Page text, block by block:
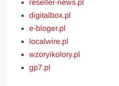
reseller-news.pl
digitalbox.pl
e-bloger.pl
localwire.pl
wzoryikolory.pl
gp7.pl